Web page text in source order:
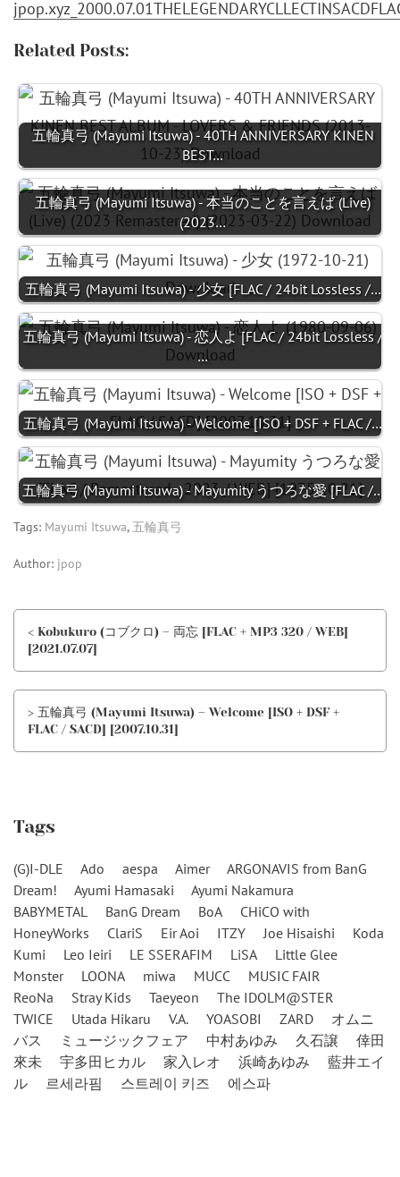
Related Posts:
五輪真弓 (Mayumi Itsuwa) - 40TH ANNIVERSARY KINEN
BEST…
五輪真弓 (Mayumi Itsuwa) - 本当のことを言えば (Live)
(2023…
五輪真弓 (Mayumi Itsuwa) - 少女 [FLAC / 24bit Lossless /…
五輪真弓 (Mayumi Itsuwa) - 恋人よ [FLAC / 24bit Lossless /
…
五輪真弓 (Mayumi Itsuwa) - Welcome [ISO + DSF + FLAC /…
五輪真弓 (Mayumi Itsuwa) - Mayumity うつろな愛 [FLAC /…
Tags: Mayumi Itsuwa, 五輪真弓
Author: jpop
< Kobukuro (コブクロ) – 両忘 [FLAC + MP3 320 / WEB]
[2021.07.07]
> 五輪真弓 (Mayumi Itsuwa) – Welcome [ISO + DSF +
FLAC / SACD] [2007.10.31]
Tags
(G)I-DLE Ado aespa Aimer
ARGONAVIS from BanG
Dream!
Ayumi Hamasaki
Ayumi Nakamura
BABYMETAL
BanG Dream BoA
CHiCO with
HoneyWorks
ClariS Eir Aoi ITZY Joe Hisaishi
Koda
Kumi
Leo Ieiri LE SSERAFIM LiSA
Little Glee
Monster
LOONA miwa MUCC
MUSIC FAIR
ReoNa
Stray Kids Taeyeon
The IDOLM@STER
TWICE
Utada Hikaru V.A. YOASOBI ZARD
オムニ
バス
ミュージックフェア 中村あゆみ 久石譲
倖田
來未
宇多田ヒカル 家入レオ 浜崎あゆみ
藍井エイ
ル
르세라핌 스트레이 키즈 에스파